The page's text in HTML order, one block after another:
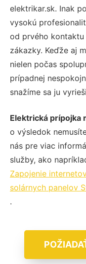
elektrikar.sk. Inak
vysokú
od prvého kontaktu
zákazky. Keďže aj
nielen počas
prípadnej
snažíme sa ju
Elektrická prípojka
o výsledok
nás pre viac
služby, ako
Zapojenie
solárnych panelov
.